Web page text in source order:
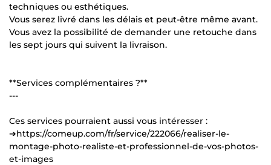
techniques ou esthétiques.
Vous serez livré dans les délais et peut-être même avant.
Vous avez la possibilité de demander une retouche dans
les sept jours qui suivent la livraison.
**Services complémentaires ?**
---
Ces services pourraient aussi vous intéresser :
➔https://comeup.com/fr/service/222066/realiser-le-
montage-photo-realiste-et-professionnel-de-vos-photos-
et-images